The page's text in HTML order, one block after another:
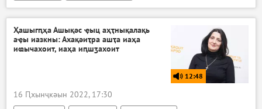
Ҳашыгԥҳа Ашықәс ҿыц аҳҭнықалақь
аҿы иазкны: Ахақәиҭра ашҭа иаҳа
иҩычахоит, иаҳа иԥшӡахоит
12:48
16 Ԥхынҷкәын 2022, 17:30